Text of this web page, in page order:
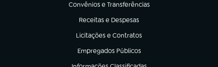
Convênios e Transferências
(abre em nova aba)
Receitas e Despesas
(abre em nova aba)
Licitações e Contratos
(abre em nova aba)
Empregados Públicos
(abre em nova aba)